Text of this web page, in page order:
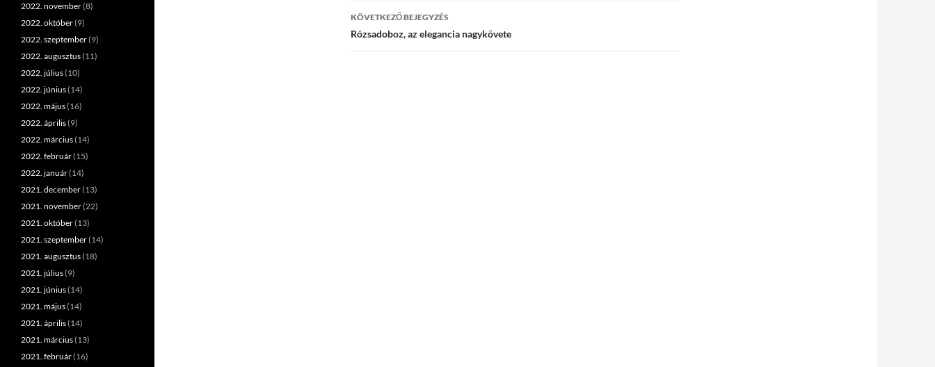
KÖVETKEZŐ BEJEGYZÉS
Rózsadoboz, az elegancia nagykövete
2022. november(8)
2022. október(9)
2022. szeptember(9)
2022. augusztus(11)
2022. július(10)
2022. június(14)
2022. május(16)
2022. április(9)
2022. március(14)
2022. február(15)
2022. január(14)
2021. december(13)
2021. november(22)
2021. október(13)
2021. szeptember(14)
2021. augusztus(18)
2021. július(9)
2021. június(14)
2021. május(14)
2021. április(14)
2021. március(13)
2021. február(16)